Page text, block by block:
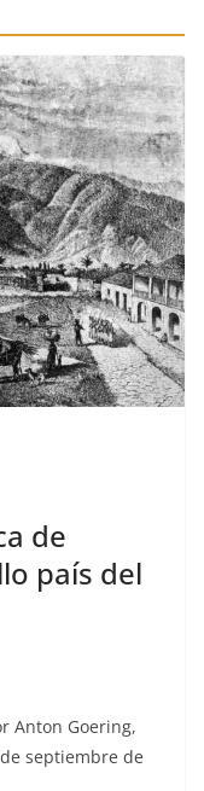
de
país del
Anton Goer­ing,
sep­tiem­bre de